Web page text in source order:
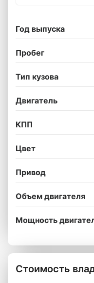
Год выпуска
Пробег
Тип кузова
Двигатель
КПП
Цвет
Привод
Объем двигателя
Мощность
Стоимость